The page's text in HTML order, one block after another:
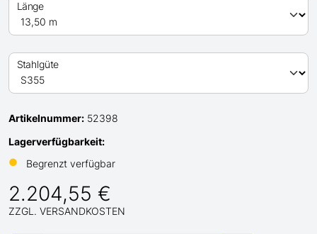
Länge
Stahlgüte
Artikelnummer: 52398
Lagerverfügbarkeit:
●
Begrenzt verfügbar
2.204,55 €
ZZGL. VERSANDKOSTEN